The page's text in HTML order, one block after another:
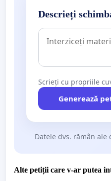
Descrieți
Scrieți cu propriile
Generează
Datele dvs. rămân ale
Alte petiții care v-ar putea